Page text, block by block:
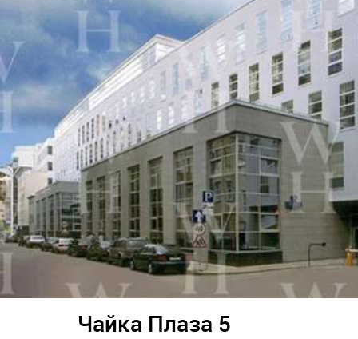
Чайка Плаза 5